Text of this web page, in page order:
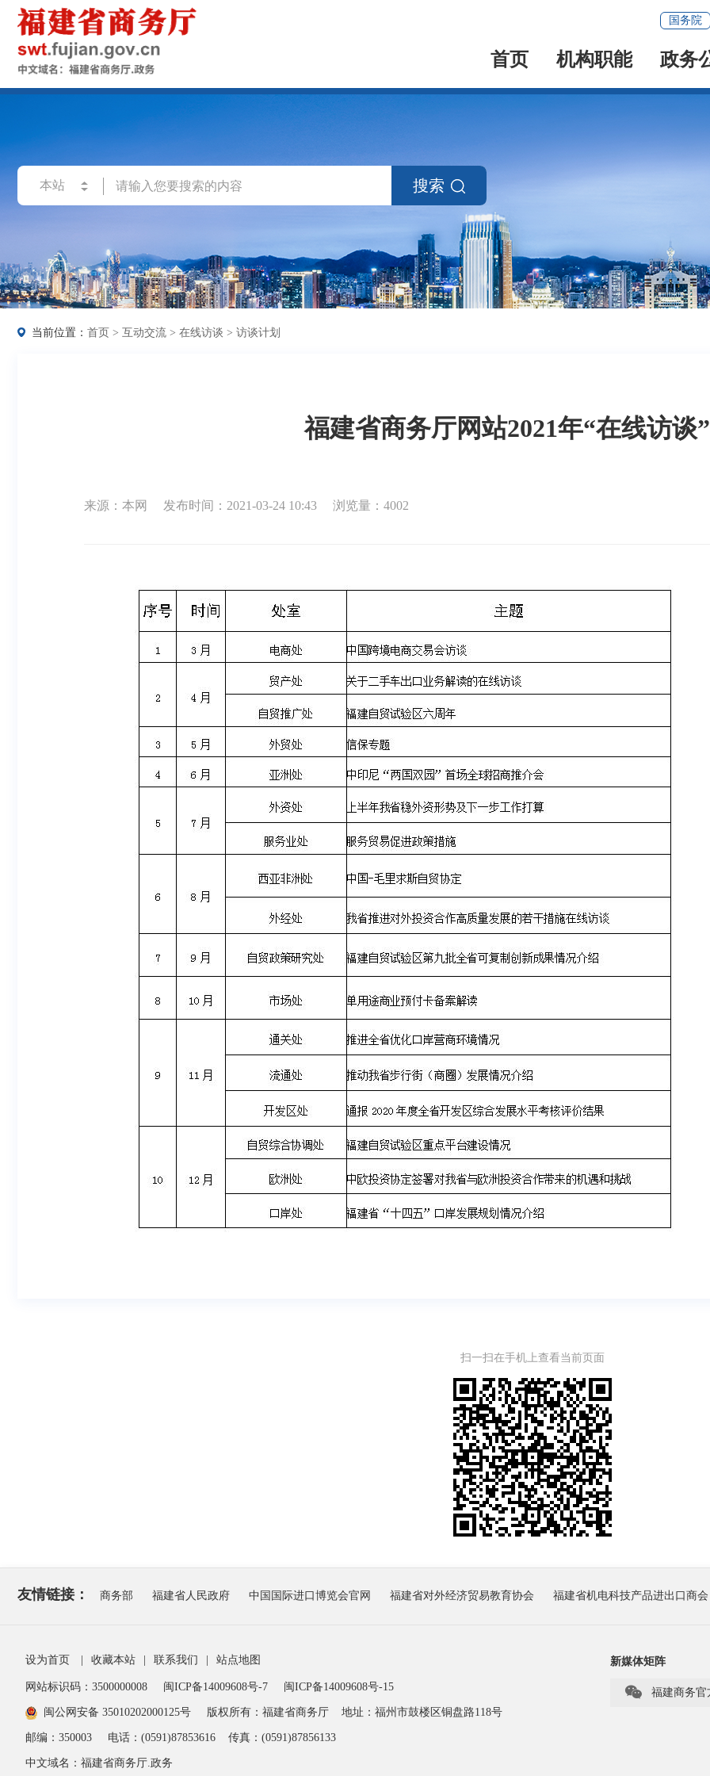
国务院
首页 机构职能 政务
搜索
当前位置： 首页 > 互动交流 > 在线访谈 > 访谈计划
福建省商务厅网站2021年“在线访谈
来源：本网 发布时间：2021-03-24 10:43 浏览量：4002
扫一扫在手机上查看当前页面
友情链接： 商务部 福建省人民政府 中国国际进口博览会官网 福建省对外经济贸易教育协会 福建省机电科技产品进出口商会
设为首页 收藏本站 联系我们 站点地图
网站标识码：3500000008 闽ICP备14009608号-7 闽ICP备14009608号-15
闽公网安备 35010202000125号 版权所有：福建省商务厅 地址：福州市鼓楼区铜盘路118号
邮编：350003 电话：(0591)87853616 传真：(0591)87856133
中文域名：福建省商务厅.政务
新媒体矩阵
 福建商务官